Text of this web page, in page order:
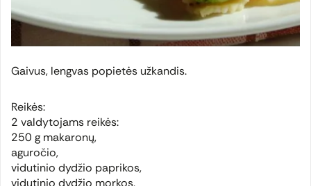
Gaivus, lengvas popietės užkandis.
Reikės:
2 valdytojams reikės:
250 g makaronų,
aguročio,
vidutinio dydžio paprikos,
vidutinio dydžio morkos,